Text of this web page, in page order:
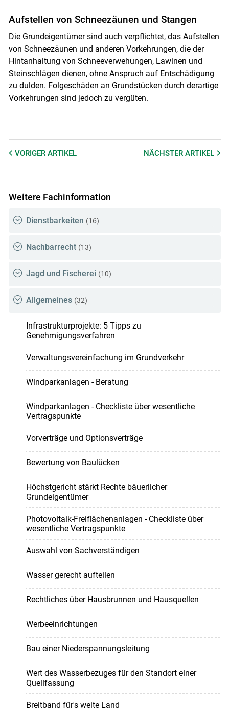
Aufstellen von Schneezäunen und Stangen
Die Grundeigentümer sind auch verpflichtet, das Aufstellen
von Schneezäunen und anderen Vorkehrungen, die der
Hintanhaltung von Schneeverwehungen, Lawinen und
Steinschlägen dienen, ohne Anspruch auf Entschädigung
zu dulden. Folgeschäden an Grundstücken durch derartige
Vorkehrungen sind jedoch zu vergüten.
VORIGER ARTIKEL NÄCHSTERARTIKEL
Weitere Fachinformation
Dienstbarkeiten (16)
Nachbarrecht (13)
Jagd und Fischerei (10)
Allgemeines (32)
Infrastrukturprojekte: 5 Tipps zu
Genehmigungsverfahren
Verwaltungsvereinfachung im Grundverkehr
Windparkanlagen - Beratung
Windparkanlagen - Checkliste über wesentliche
Vertragspunkte
Vorverträge und Optionsverträge
Bewertung von Baulücken
Höchstgericht stärkt Rechte bäuerlicher
Grundeigentümer
Photovoltaik-Freiflächenanlagen - Checkliste über
wesentliche Vertragspunkte
Auswahl von Sachverständigen
Wasser gerecht aufteilen
Rechtliches über Hausbrunnen und Hausquellen
Werbeeinrichtungen
Bau einer Niederspannungsleitung
Wert des Wasserbezuges für den Standort einer
Quellfassung
Breitband für's weite Land